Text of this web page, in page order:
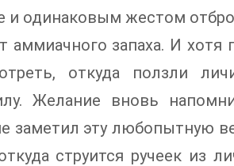
и одинаковым жестом
запаха. И
откуда ползли
Желание вновь
заметил эту любопытную
струится ручеек из